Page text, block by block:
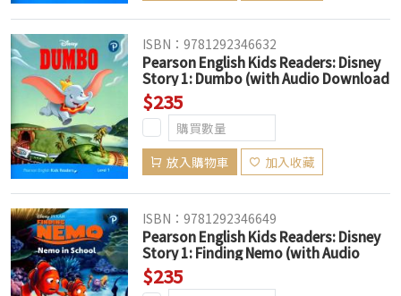
ISBN：9781292346632
Pearson English Kids Readers: Disney
Story 1: Dumbo (with Audio Download
Access Code) (American English)
$235
放入購物車 加入收藏
ISBN：9781292346649
Pearson English Kids Readers: Disney
Story 1: Finding Nemo (with Audio
Download Access Code) (American
English)
$235